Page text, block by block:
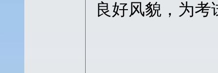
良好风貌，为